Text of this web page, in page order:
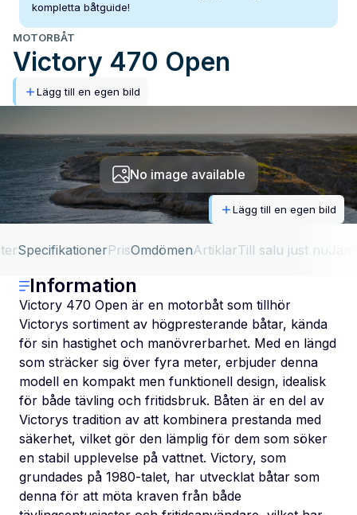
kompletta båtguide!
MOTORBÅT
Victory 470 Open
Lägg till en egen bild
No image available
Lägg till en egen bild
SpecifikationerPrisOmdömenArtiklarTill salu just nu
Information
Victory 470 Open är en motorbåt som tillhör
Victorys sortiment av högpresterande båtar, kända
för sin hastighet och manövrerbarhet. Med en längd
som sträcker sig över fyra meter, erbjuder denna
modell en kompakt men funktionell design, idealisk
för både tävling och fritidsbruk. Båten är en del av
Victorys tradition av att kombinera prestanda med
säkerhet, vilket gör den lämplig för dem som söker
en stabil upplevelse på vattnet. Victory, som
grundades på 1980-talet, har utvecklat båtar som
denna för att möta kraven från både